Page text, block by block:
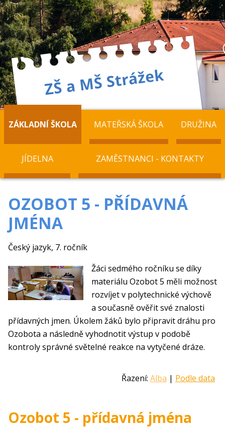
ZÁKLADNÍ ŠKOLA MATEŘSKÁ ŠKOLA DRUŽINA
JÍDELNA ZAMĚSTNANCI - KONTAKTY
OZOBOT 5 - PŘÍDAVNÁ
JMÉNA
Český jazyk, 7. ročník
Žáci sedmého ročníku se díky
materiálu Ozobot 5 měli možnost
rozvíjet v polytechnické výchově
a současně ověřit své znalosti
přídavných jmen. Úkolem žáků bylo připravit dráhu pro
Ozobota a následně vyhodnotit výstup v podobě
kontroly správné světelné reakce na vytyčené dráze.
Řazení: Alba | Podle data
Ozobot 5 - přídavná jména